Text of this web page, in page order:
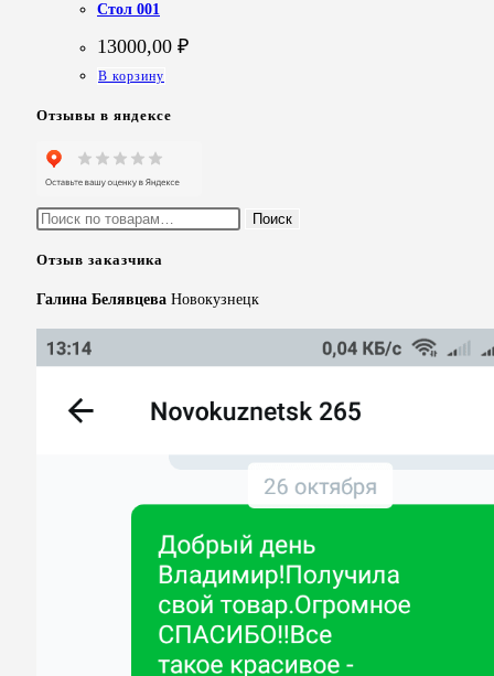
Стол 001
13000,00 ₽
В корзину
Отзывы в яндексе
Искать: Поиск
Отзыв заказчика
Галина Белявцева Новокузнецк